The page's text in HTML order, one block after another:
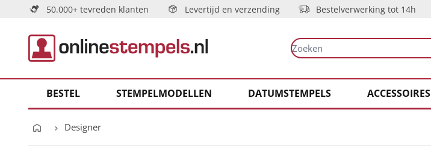
50.000+ tevreden klanten Levertijd en verzending Bestelverwerking tot 14h
BESTEL STEMPELMODELLEN DATUMSTEMPELS ACCESSOIRES
Designer